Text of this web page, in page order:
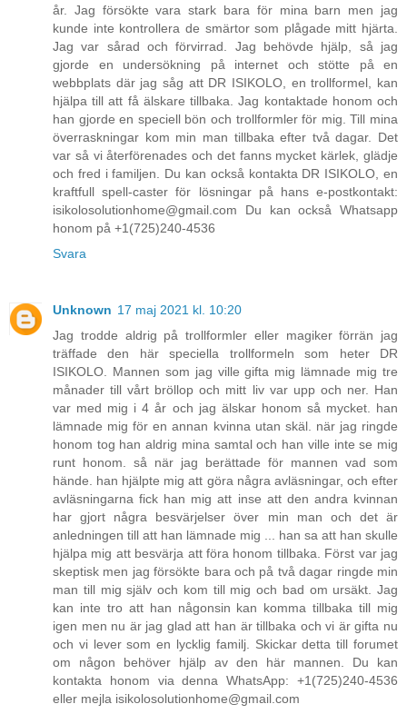
år. Jag försökte vara stark bara för mina barn men jag
kunde inte kontrollera de smärtor som plågade mitt hjärta.
Jag var sårad och förvirrad. Jag behövde hjälp, så jag
gjorde en undersökning på internet och stötte på en
webbplats där jag såg att DR ISIKOLO, en trollformel, kan
hjälpa till att få älskare tillbaka. Jag kontaktade honom och
han gjorde en speciell bön och trollformler för mig. Till mina
överraskningar kom min man tillbaka efter två dagar. Det
var så vi återförenades och det fanns mycket kärlek, glädje
och fred i familjen. Du kan också kontakta DR ISIKOLO, en
kraftfull spell-caster för lösningar på hans e-postkontakt:
isikolosolutionhome@gmail.com Du kan också Whatsapp
honom på +1(725)240-4536
Svara
Unknown 17 maj 2021 kl. 10:20
Jag trodde aldrig på trollformler eller magiker förrän jag
träffade den här speciella trollformeln som heter DR
ISIKOLO. Mannen som jag ville gifta mig lämnade mig tre
månader till vårt bröllop och mitt liv var upp och ner. Han
var med mig i 4 år och jag älskar honom så mycket. han
lämnade mig för en annan kvinna utan skäl. när jag ringde
honom tog han aldrig mina samtal och han ville inte se mig
runt honom. så när jag berättade för mannen vad som
hände. han hjälpte mig att göra några avläsningar, och efter
avläsningarna fick han mig att inse att den andra kvinnan
har gjort några besvärjelser över min man och det är
anledningen till att han lämnade mig ... han sa att han skulle
hjälpa mig att besvärja att föra honom tillbaka. Först var jag
skeptisk men jag försökte bara och på två dagar ringde min
man till mig själv och kom till mig och bad om ursäkt. Jag
kan inte tro att han någonsin kan komma tillbaka till mig
igen men nu är jag glad att han är tillbaka och vi är gifta nu
och vi lever som en lycklig familj. Skickar detta till forumet
om någon behöver hjälp av den här mannen. Du kan
kontakta honom via denna WhatsApp: +1(725)240-4536
eller mejla isikolosolutionhome@gmail.com